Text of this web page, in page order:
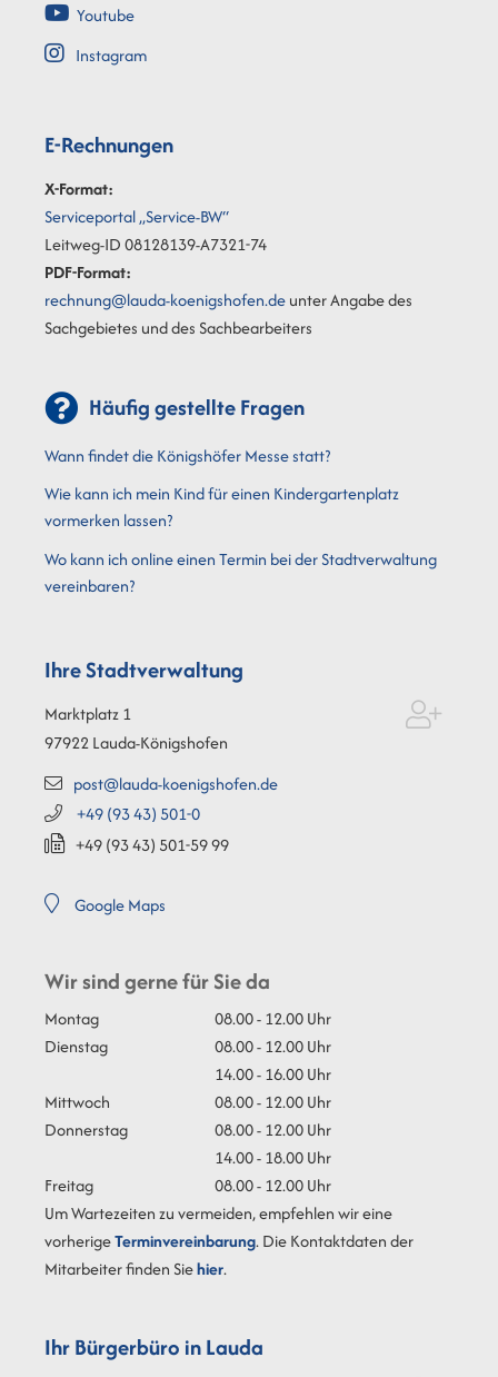
Youtube
Instagram
E-Rechnungen
X-Format:
Serviceportal „Service-BW“
Leitweg-ID 08128139-A7321-74
PDF-Format:
rechnung@lauda-koenigshofen.deunter Angabe des
Sachgebietes und des Sachbearbeiters
Häufig gestellte Fragen
Wann findet die Königshöfer Messe statt?
Wie kann ich mein Kind für einen Kindergartenplatz
vormerken lassen?
Wo kann ich online einen Termin bei der Stadtverwaltung
vereinbaren?
Ihre Stadtverwaltung
Marktplatz 1
97922Lauda-Königshofen
post@lauda-koenigshofen.de
+49 (9343) 501-0
+49 (9343) 501-5999
Google Maps
Wir sind gerne für Sie da
Montag
08.00 - 12.00 Uhr
Dienstag
08.00 - 12.00 Uhr
14.00 - 16.00 Uhr
Mittwoch
08.00 - 12.00 Uhr
Donnerstag
08.00 - 12.00 Uhr
14.00 - 18.00 Uhr
Freitag
08.00 - 12.00 Uhr
Um Wartezeiten zu vermeiden, empfehlen wir eine
vorherigeTerminvereinbarung. Die Kontaktdaten der
Mitarbeiter finden Siehier.
Ihr Bürgerbüro in Lauda